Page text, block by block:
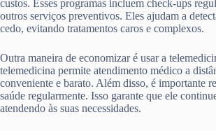
custos. Esses programas incluem check-ups
outros serviços preventivos. Eles ajudam a
cedo, evitando tratamentos caros e complexos.
Outra maneira de economizar é usar a
telemedicina permite atendimento médico a
conveniente e barato. Além disso, é importante
saúde regularmente. Isso garante que ele
atendendo às suas necessidades.